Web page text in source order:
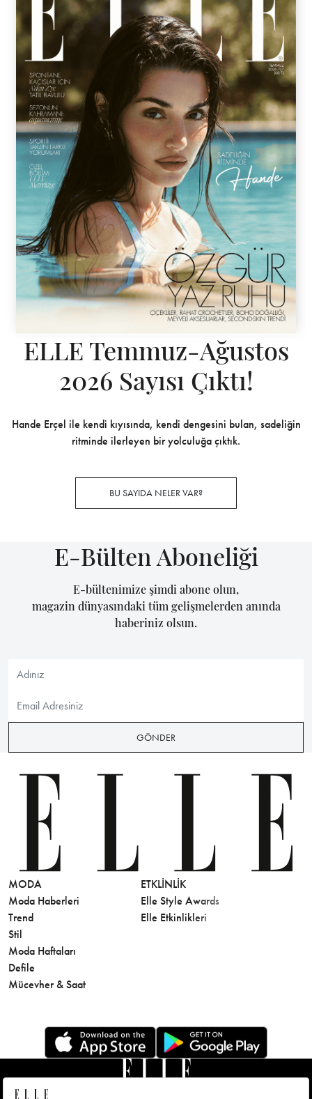
ELLE Temmuz-Ağustos
2026 Sayısı Çıktı!
Hande Erçel ile kendi kıyısında, kendi dengesini bulan, sadeliğin
ritminde ilerleyen bir yolculuğa çıktık.
BU SAYIDA NELER VAR?
E-Bülten Aboneliği
E-bültenimize şimdi abone olun,
magazin dünyasındaki tüm gelişmelerden anında
haberiniz olsun.
GÖNDER
MODA
Moda Haberleri
Trend
Stil
Moda Haftaları
Defile
Mücevher & Saat
ETKLINLIK
Elle Style Awards
Elle Etkinlikleri